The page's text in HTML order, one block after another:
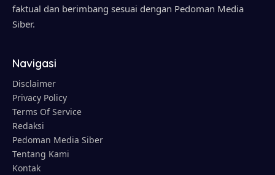
faktual dan berimbang sesuai dengan Pedoman Media
Siber.
Navigasi
Disclaimer
Privacy Policy
Terms Of Service
Redaksi
Pedoman Media Siber
Tentang Kami
Kontak